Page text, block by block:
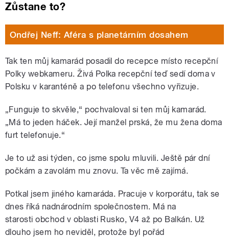
Zůstane to?
Ondřej Neff: Aféra s planetárním dosahem
Tak ten můj kamarád posadil do recepce místo recepční
Polky webkameru. Živá Polka recepční teď sedí doma v
Polsku v karanténě a po telefonu všechno vyřizuje.
„Funguje to skvěle,“ pochvaloval si ten můj kamarád.
„Má to jeden háček. Její manžel prská, že mu žena doma
furt telefonuje.“
Je to už asi týden, co jsme spolu mluvili. Ještě pár dní
počkám a zavolám mu znovu. Ta věc mě zajímá.
Potkal jsem jiného kamaráda. Pracuje v korporátu, tak se
dnes říká nadnárodním společnostem. Má na
starosti obchod v oblasti Rusko, V4 až po Balkán. Už
dlouho jsem ho neviděl, protože byl pořád